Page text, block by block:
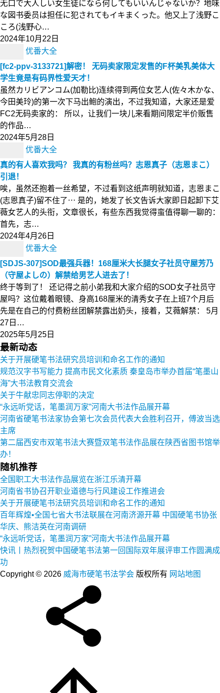
无口で大人しい女生徒になら何してもいいんじゃないか？地味
な図书委员は担任に犯されてもイキまくった。他又上了浅野こ
ころ(浅野心…
2024年10月22日
优番大全
[fc2-ppv-3133721]解密！ 无码卖家限定发售的F杯美乳美体大
学生竟是有码界性爱天才！
虽然カリビアンコム(加勒比)连续得到两位女艺人(佐々木かな、
今田美玲)的第一次下马出鲍的演出，不过我知道，大家还是爱
FC2无码卖家的： 所以，让我们一块儿来看期间限定半价贩售
的作品…
2024年5月28日
优番大全
真的有人喜欢我吗？ 我真的有粉丝吗？志恩真子（志恩まこ）
引退！
唉，虽然还抱着一丝希望，不过看到这纸声明就知道，志恩まこ
(志恩真子)留不住了⋯ 是的，她发了长文告诉大家即日起卸下艾
薇女艺人的头衔，文章很长，有些东西我觉得蛮值得聊一聊的：
首先，志…
2024年4月26日
优番大全
[SDJS-307]SOD最强兵器！168厘米大长腿女子社员守屋芳乃
（守屋よしの）解禁给男艺人进去了！
终于等到了！ 还记得之前小弟我和大家介绍的SOD女子社员守
屋吗？这位戴着眼镜、身高168厘米的清秀女子在上班7个月后
先是在自己的付费粉丝团解禁露出奶头，接着，艾薇解禁： 5月
27日…
2025年5月25日
最新动态
关于开展硬笔书法研究员培训和命名工作的通知
规范汉字书写能力 提高市民文化素质 秦皇岛市举办首届“笔墨山
海”大书法教育交流会
关于牛献忠同志停职的决定
“永远听党话，笔墨润万家”河南大书法作品展开幕
河南省硬笔书法家协会第七次会员代表大会胜利召开，傅波当选
主席
第二届西安市双笔书法大赛暨双笔书法作品展在陕西省图书馆举
办！
随机推荐
全国职工大书法作品展览在浙江乐清开幕
河南省书协召开职业道德与行风建设工作推进会
关于开展硬笔书法研究员培训和命名工作的通知
百年辉煌•全国七省大书法联展在河南济源开幕 中国硬笔书协张
华庆、熊洁英在河南调研
“永远听党话，笔墨润万家”河南大书法作品展开幕
快讯丨热烈祝贺中国硬笔书法第一回国际双年展评审工作圆满成
功
Copyright © 2026 威海市硬笔书法学会 版权所有 网站地图